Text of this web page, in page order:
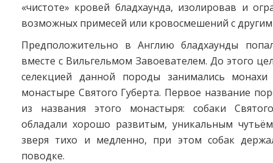
«чистоте» кровей бладхаунда, изолировав и
возможных примесей или кровосмешений с
Предположительно в Англию бладхаунды
вместе с Вильгельмом Завоевателем. До этого
селекцией данной породы занимались монахи
монастыре Святого Губерта. Первое название
из названия этого монастыря: собаки
обладали хорошо развитым, уникальным
зверя тихо и медленно, при этом собак
поводке.